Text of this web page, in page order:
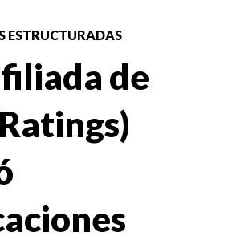
ESTRUCTURADAS
de